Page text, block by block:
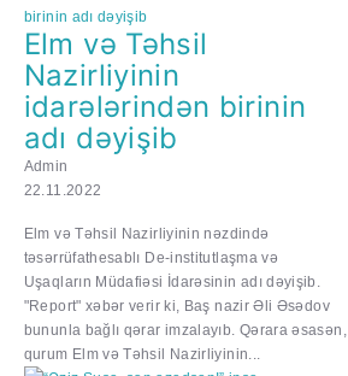
​​​​​​Elm və Təhsil
Nazirliyinin
idarələrindən birinin
adı dəyişib
Admin
22.11.2022
​​​​​​Elm və Təhsil Nazirliyinin nəzdində
təsərrüfathesablı De-institutlaşma və
Uşaqların Müdafiəsi İdarəsinin adı dəyişib.
"Report" xəbər verir ki, Baş nazir Əli Əsədov
bununla bağlı qərar imzalayıb. Qərara əsasən,
qurum Elm və Təhsil Nazirliyinin...